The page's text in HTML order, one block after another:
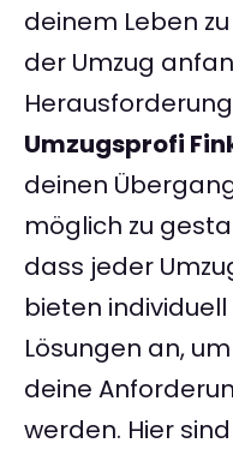
deinem Leben
der Umzug
Umzugsprofi
deinen
möglich zu
dass jeder
bieten
Lösungen an,
deine
werden. Hier